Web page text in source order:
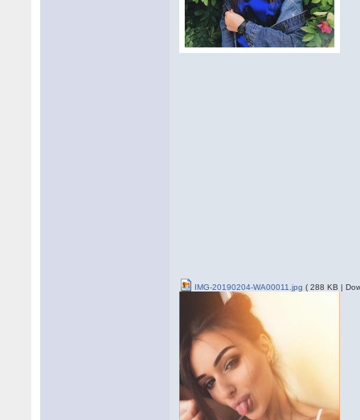
IMG-20190204-WA00011.jpg ( 288 KB |